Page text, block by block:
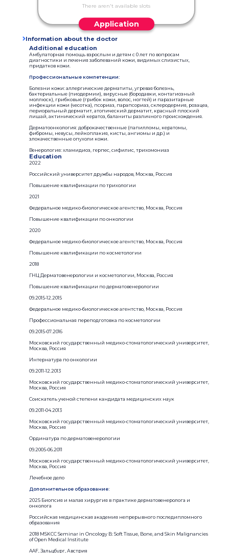
There aren't available slots
Application
Information about the doctor
Additional education
Амбулаторная помощь взрослым и детям с 0 лет по вопросам
диагностики и лечения заболеваний кожи, видимых слизистых,
придатков кожи.
Профессиональные компетенции:
Болезни кожи: аллергические дерматиты, угревая болезнь,
бактериальные (пиодермии), вирусные (бородавки, контагиозный
моллюск), грибковые (грибок кожи, волос, ногтей) и паразитарные
инфекции кожи (чесотка), псориаз, парапсориаз, склеродермия, розацеа,
периоральный дерматит, атопический дерматит, красный плоский
лишай, актинический кератоз, баланиты различного происхождения.
Дерматоонкология: доброкачественные (папилломы, кератомы,
фибромы, невусы, лейкоплакия, кисты, ангиомы и др.) и
злокачественные опухоли кожи.
Венерология: хламидиоз, герпес, сифилис, трихомониаз
Education
2022
Российский университет дружбы народов, Москва, Россия
Повышение квалификации по трихологии
2021
Федеральное медико-биологическое агентство, Москва, Россия
Повышение квалификации по онкологии
2020
Федеральное медико-биологическое агентство, Москва, Россия
Повышение квалификации по косметологии
2018
ГНЦ Дерматовенерологии и косметологии, Москва, Россия
Повышение квалификации по дерматовенерологии
09.2015-12.2015
Федеральное медико-биологическое агентство, Москва, Россия
Профессиональная переподготовка по косметологии
09.2015-07.2016
Московский государственный медико-стоматологический университет,
Москва, Россия
Интернатура по онкологии
09.2011-12.2013
Московский государственный медико-стоматологический университет,
Москва, Россия
Соискатель ученой степени кандидата медицинских наук
09.2011-04.2013
Московский государственный медико-стоматологический университет,
Москва, Россия
Ординатура по дерматовенерологии
09.2005-06.2011
Московский государственный медико-стоматологический университет,
Москва, Россия
Лечебное дело
Дополнительное образование:
2025 Биопсия и малая хирургия в практике дерматовенеролога и
онколога
Российская медицинская академия непрерывного последипломного
образования
2018 MSKCC Seminar in Oncology B: Soft Tissue, Bone, and Skin Malignancies
of Open Medical Institute
AAF, Зальцбург, Австрия